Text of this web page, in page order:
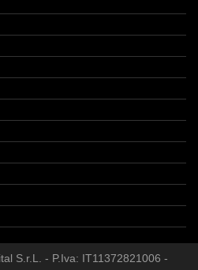
S.r.L. - P.Iva: IT11372821006 -